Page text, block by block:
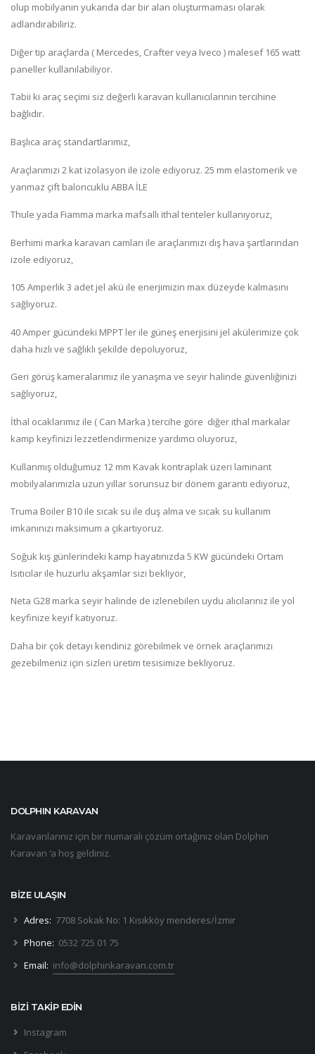
olup mobilyanın yukarıda dar bir alan oluşturmaması olarak
adlandırabiliriz.
Diğer tip araçlarda ( Mercedes, Crafter veya Iveco ) malesef 165 watt
paneller kullanılabiliyor.
Tabii ki araç seçimi siz değerli karavan kullanıcılarının tercihine
bağlıdır.
Başlıca araç standartlarımız,
Araçlarımızı 2 kat izolasyon ile izole ediyoruz. 25 mm elastomerik ve
yanmaz çift baloncuklu ABBA İLE
Thule yada Fiamma marka mafsallı ithal tenteler kullanıyoruz,
Berhimi marka karavan camları ile araçlarımızı dış hava şartlarından
izole ediyoruz,
105 Amperlik 3 adet jel akü ile enerjimizin max düzeyde kalmasını
sağlıyoruz.
40 Amper gücündeki MPPT ler ile güneş enerjisini jel akülerimize çok
daha hızlı ve sağlıklı şekilde depoluyoruz,
Geri görüş kameralarımız ile yanaşma ve seyir halinde güvenliğinizi
sağlıyoruz,
İthal ocaklarımız ile ( Can Marka ) tercihe göre diğer ithal markalar
kamp keyfinizi lezzetlendirmenize yardımcı oluyoruz,
Kullanmış olduğumuz 12 mm Kavak kontraplak üzeri laminant
mobilyalarımızla uzun yıllar sorunsuz bir dönem garanti ediyoruz,
Truma Boiler B10 ile sıcak su ile duş alma ve sıcak su kullanım
imkanınızı maksimum a çıkartıyoruz.
Soğuk kış günlerindeki kamp hayatınızda 5 KW gücündeki Ortam
Isıtıcılar ile huzurlu akşamlar sizi bekliyor,
Neta G28 marka seyir halinde de izlenebilen uydu alıcılarınız ile yol
keyfinize keyif katıyoruz.
Daha bir çok detayı kendiniz görebilmek ve örnek araçlarımızı
gezebilmeniz için sizleri üretim tesisimize bekliyoruz.
DOLPHIN KARAVAN
Karavanlarınız için bir numaralı çözüm ortağınız olan Dolphin
Karavan ‘a hoş geldiniz.
BİZE ULAŞIN
Adres: 7708 Sokak No: 1 Kısıkköy menderes/İzmir
Phone: 0532 725 01 75
Email: info@dolphinkaravan.com.tr
BİZİ TAKİP EDİN
Instagram